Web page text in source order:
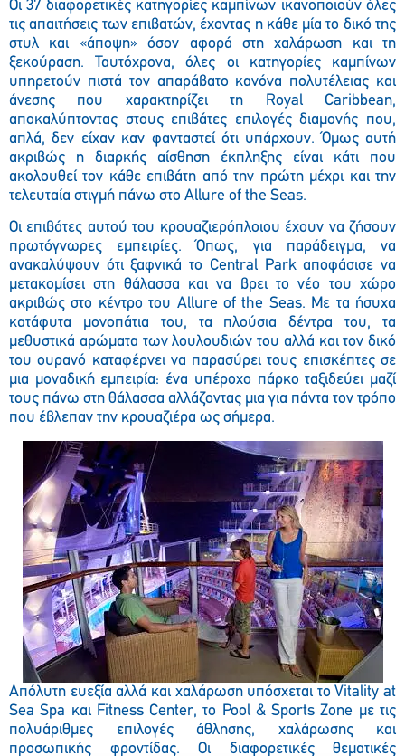
Οι 37 διαφορετικές κατηγορίες καμπίνων ικανοποιούν όλες
τις απαιτήσεις των επιβατών, έχοντας η κάθε μία το δικό της
στυλ και «άποψη» όσον αφορά στη χαλάρωση και τη
ξεκούραση. Ταυτόχρονα, όλες οι κατηγορίες καμπίνων
υπηρετούν πιστά τον απαράβατο κανόνα πολυτέλειας και
άνεσης που χαρακτηρίζει τη Royal Caribbean,
αποκαλύπτοντας στους επιβάτες επιλογές διαμονής που,
απλά, δεν είχαν καν φανταστεί ότι υπάρχουν. Όμως αυτή
ακριβώς η διαρκής αίσθηση έκπληξης είναι κάτι που
ακολουθεί τον κάθε επιβάτη από την πρώτη μέχρι και την
τελευταία στιγμή πάνω στο Allure of the Seas.
Οι επιβάτες αυτού του κρουαζιερόπλοιου έχουν να ζήσουν
πρωτόγνωρες εμπειρίες. Όπως, για παράδειγμα, να
ανακαλύψουν ότι ξαφνικά το Central Park αποφάσισε να
μετακομίσει στη θάλασσα και να βρει το νέο του χώρο
ακριβώς στο κέντρο του Allure of the Seas. Με τα ήσυχα
κατάφυτα μονοπάτια του, τα πλούσια δέντρα του, τα
μεθυστικά αρώματα των λουλουδιών του αλλά και τον δικό
του ουρανό καταφέρνει να παρασύρει τους επισκέπτες σε
μια μοναδική εμπειρία: ένα υπέροχο πάρκο ταξιδεύει μαζί
τους πάνω στη θάλασσα αλλάζοντας μια για πάντα τον τρόπο
που έβλεπαν την κρουαζιέρα ως σήμερα.
Απόλυτη ευεξία αλλά και χαλάρωση υπόσχεται το Vitality at
Sea Spa και Fitness Center, το Pool & Sports Zone με τις
πολυάριθμες επιλογές άθλησης, χαλάρωσης και
προσωπικής φροντίδας. Οι διαφορετικές θεματικές